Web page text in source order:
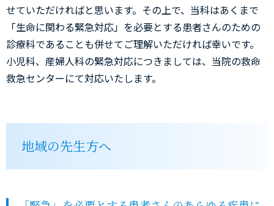
せていただければと思います。その上で、当科はあくまで
「生命に関わる緊急対応」を必要とする患者さんのための
診療科であることも併せてご理解いただければ幸いです。
小児科、産婦人科の緊急対応につきましては、当院の救命
救急センターにて対応いたします。
地域の先生方へ